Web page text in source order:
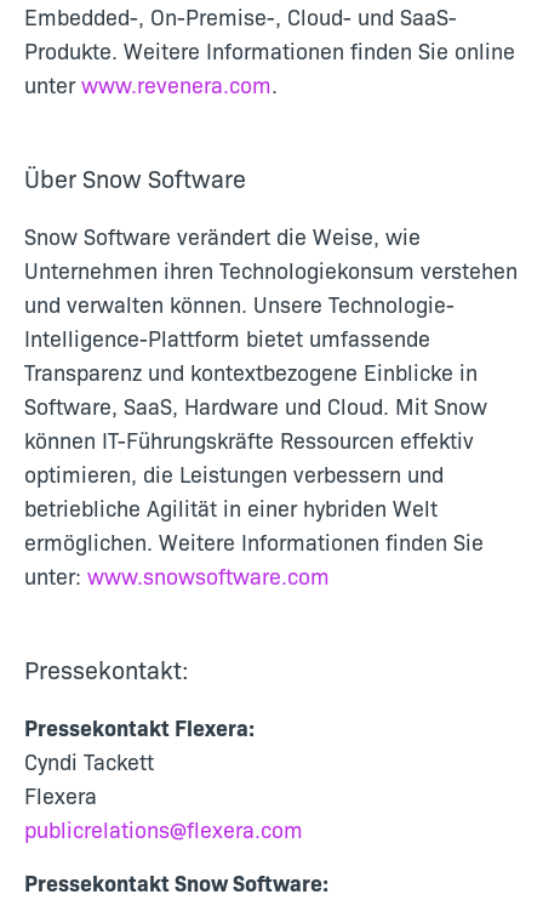
Embedded-, On-Premise-, Cloud- und SaaS-
Produkte. Weitere Informationen finden Sie online
unterwww.revenera.com.
Über Snow Software
Snow Software verändert die Weise, wie
Unternehmen ihren Technologiekonsum verstehen
und verwalten können. Unsere Technologie-
Intelligence-Plattform bietet umfassende
Transparenz und kontextbezogene Einblicke in
Software, SaaS, Hardware und Cloud. Mit Snow
können IT-Führungskräfte Ressourcen effektiv
optimieren, die Leistungen verbessern und
betriebliche Agilität in einer hybriden Welt
ermöglichen. Weitere Informationen finden Sie
unter: www.snowsoftware.com
Pressekontakt:
Pressekontakt Flexera:
Cyndi Tackett
Flexera
publicrelations@flexera.com
Pressekontakt Snow Software: